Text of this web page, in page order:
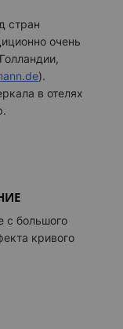
стран
очень
).
в отелях
с большого
кривого